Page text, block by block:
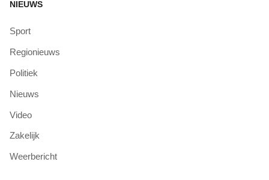
NIEUWS
Sport
Regionieuws
Politiek
Nieuws
Video
Zakelijk
Weerbericht